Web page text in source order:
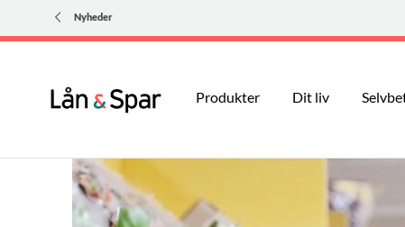
Nyheder
Produkter Dit liv